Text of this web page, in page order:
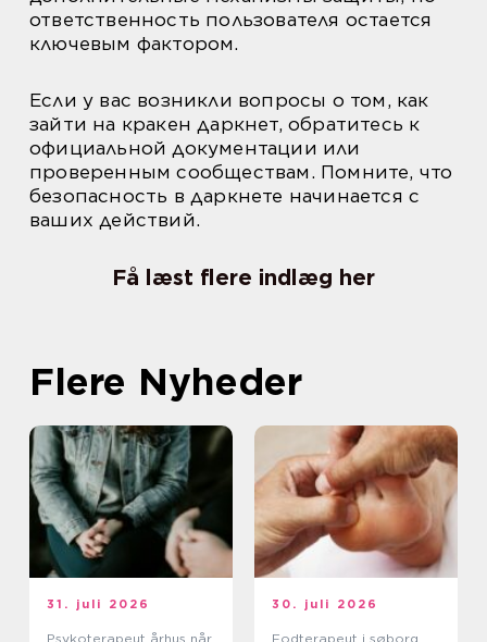
ответственность пользователя остается
ключевым фактором.
Если у вас возникли вопросы о том, как
зайти на кракен даркнет, обратитесь к
официальной документации или
проверенным сообществам. Помните, что
безопасность в даркнете начинается с
ваших действий.
Få læst flere indlæg her
Flere Nyheder
31. juli 2026
Psykoterapeut århus når
30. juli 2026
Fodterapeut i søborg